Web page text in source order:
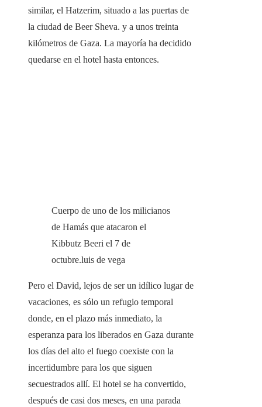
similar, el Hatzerim, situado a las puertas de
la ciudad de Beer Sheva. y a unos treinta
kilómetros de Gaza. La mayoría ha decidido
quedarse en el hotel hasta entonces.
Cuerpo de uno de los milicianos
de Hamás que atacaron el
Kibbutz Beeri el 7 de
octubre.luis de vega
Pero el David, lejos de ser un idílico lugar de
vacaciones, es sólo un refugio temporal
donde, en el plazo más inmediato, la
esperanza para los liberados en Gaza durante
los días del alto el fuego coexiste con la
incertidumbre para los que siguen
secuestrados allí. El hotel se ha convertido,
después de casi dos meses, en una parada